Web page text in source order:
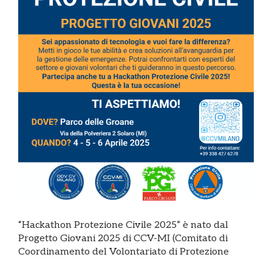
“Hackathon Protezione Civile 2025” è nato dal
Progetto Giovani 2025 di CCV-MI (Comitato di
Coordinamento del Volontariato di Protezione